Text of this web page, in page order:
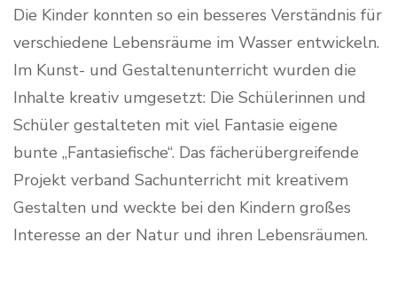
Die Kinder konnten so ein besseres Verständnis für
verschiedene Lebensräume im Wasser entwickeln.
Im Kunst- und Gestaltenunterricht wurden die
Inhalte kreativ umgesetzt: Die Schülerinnen und
Schüler gestalteten mit viel Fantasie eigene
bunte „Fantasiefische“. Das fächerübergreifende
Projekt verband Sachunterricht mit kreativem
Gestalten und weckte bei den Kindern großes
Interesse an der Natur und ihren Lebensräumen.